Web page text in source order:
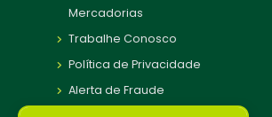
Mercadorias
Trabalhe Conosco
Política de Privacidade
Alerta de Fraude